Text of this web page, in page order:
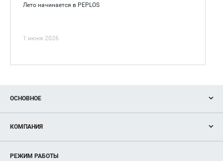
Лето начинается в PEPLOS
1 июня 2026
ОСНОВНОЕ
Новости
Магазины
Услуги
КОМПАНИЯ
Рекламодателям
РЕЖИМ РАБОТЫ